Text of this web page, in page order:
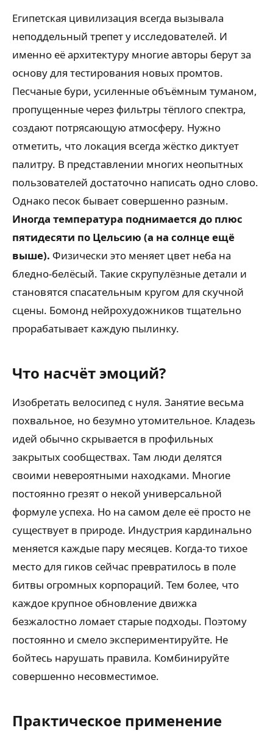
Египетская цивилизация всегда вызывала
неподдельный трепет у исследователей. И
именно её архитектуру многие авторы берут за
основу для тестирования новых промтов.
Песчаные бури, усиленные объёмным туманом,
пропущенные через фильтры тёплого спектра,
создают потрясающую атмосферу. Нужно
отметить, что локация всегда жёстко диктует
палитру. В представлении многих неопытных
пользователей достаточно написать одно слово.
Однако песок бывает совершенно разным.
Иногда температура поднимается до плюс
пятидесяти по Цельсию (а на солнце ещё
выше). Физически это меняет цвет неба на
бледно-белёсый. Такие скрупулёзные детали и
становятся спасательным кругом для скучной
сцены. Бомонд нейрохудожников тщательно
прорабатывает каждую пылинку.
Что насчёт эмоций?
Изобретать велосипед с нуля. Занятие весьма
похвальное, но безумно утомительное. Кладезь
идей обычно скрывается в профильных
закрытых сообществах. Там люди делятся
своими невероятными находками. Многие
постоянно грезят о некой универсальной
формуле успеха. Но на самом деле её просто не
существует в природе. Индустрия кардинально
меняется каждые пару месяцев. Когда-то тихое
место для гиков сейчас превратилось в поле
битвы огромных корпораций. Тем более, что
каждое крупное обновление движка
безжалостно ломает старые подходы. Поэтому
постоянно и смело экспериментируйте. Не
бойтесь нарушать правила. Комбинируйте
совершенно несовместимое.
Практическое применение